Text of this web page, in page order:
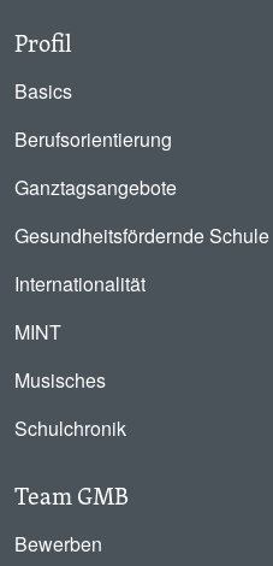
Profil
Basics
Berufsorientierung
Ganztagsangebote
Gesundheitsfördernde Schule
Internationalität
MINT
Musisches
Schulchronik
Team GMB
Bewerben